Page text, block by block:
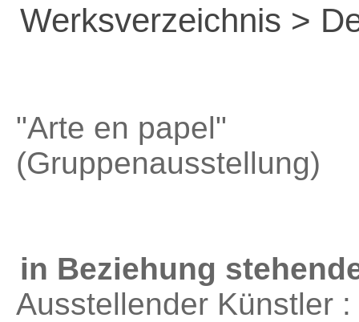
Werksverzeichnis >
"Arte en papel"
(Gruppenausstellung)
in Beziehung
Ausstellender Künstler